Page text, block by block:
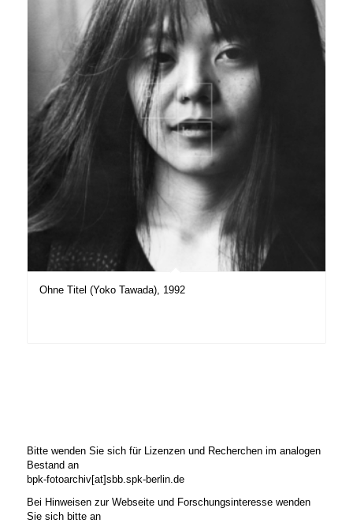
Ohne Titel (Yoko Tawada), 1992
Bitte wenden Sie sich für Lizenzen und Recherchen im analogen
Bestand an
bpk-fotoarchiv[at]sbb.spk-berlin.de
Bei Hinweisen zur Webseite und Forschungsinteresse wenden
Sie sich bitte an